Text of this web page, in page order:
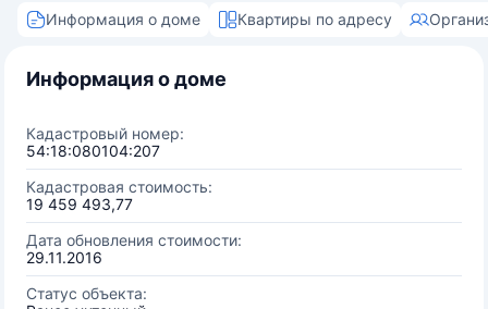
Информация о доме Квартиры по адресу
Информация о доме
Кадастровый номер:
54:18:080104:207
Кадастровая стоимость:
19 459 493,77
Дата обновления стоимости:
29.11.2016
Статус объекта: